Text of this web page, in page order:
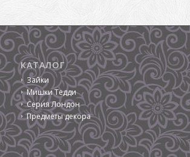
КАТАЛОГ
Зайки
Мишки Тедди
Серия Лондон
Предметы декора